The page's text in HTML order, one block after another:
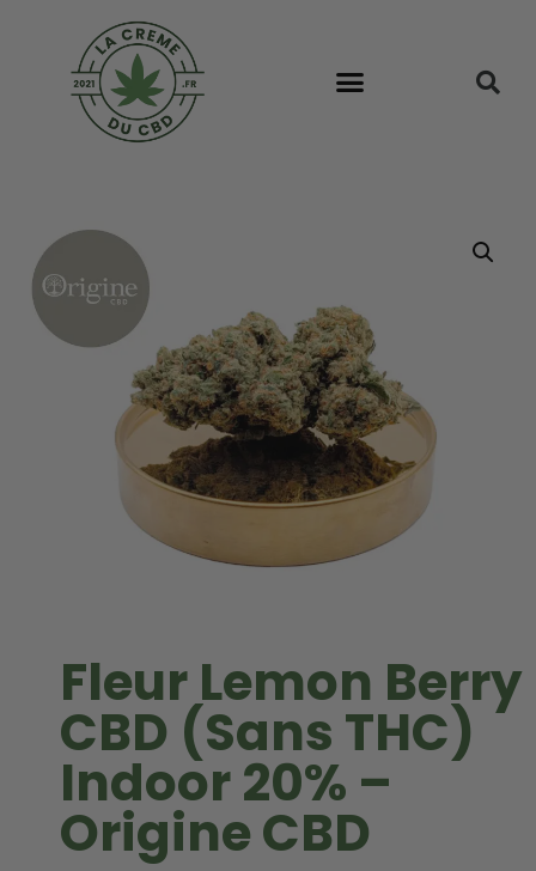
Fleur Lemon Berry
CBD (Sans THC)
Indoor 20% –
Origine CBD